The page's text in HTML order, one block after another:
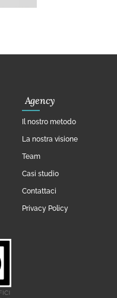
Agency
Il nostro metodo
La nostra visione
Team
Casi studio
Contattaci
Privacy Policy